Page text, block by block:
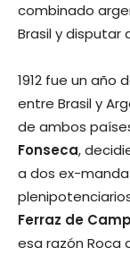
combinado
Brasil y disputar
1912 fue un año
entre Brasil y
de ambos
Fonseca,
a dos ex-
Ferraz de
esa razón Roca